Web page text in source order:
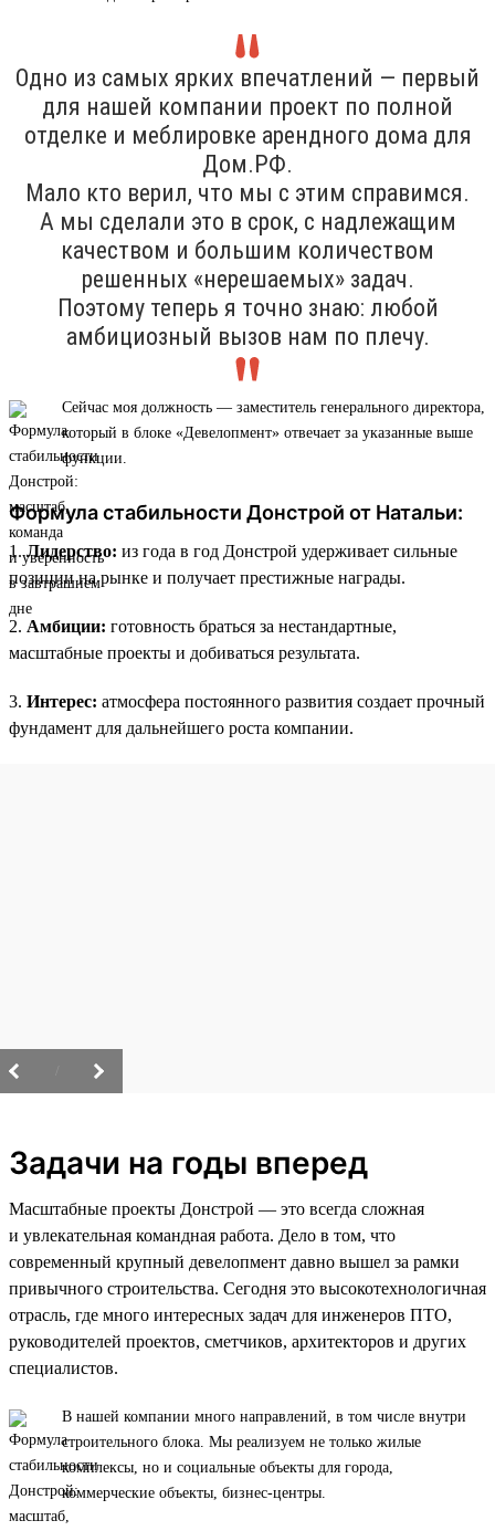
Одно из самых ярких впечатлений — первый
для нашей компании проект по полной
отделке и меблировке арендного дома для
Дом.РФ.
Мало кто верил, что мы с этим справимся.
А мы сделали это в срок, с надлежащим
качеством и большим количеством
решенных «нерешаемых» задач.
Поэтому теперь я точно знаю: любой
амбициозный вызов нам по плечу.
Сейчас моя должность — заместитель генерального директора,
который в блоке «Девелопмент» отвечает за указанные выше
функции.
Формула стабильности Донстрой от Натальи:
1.Лидерство: из года в год Донстрой удерживает сильные
позиции на рынке и получает престижные награды.
2. Амбиции: готовность браться за нестандартные,
масштабные проекты и добиваться результата.
3. Интерес: атмосфера постоянного развития создает прочный
фундамент для дальнейшего роста компании.
Задачи на годы вперед
Масштабные проекты Донстрой — это всегда сложная
и увлекательная командная работа. Дело в том, что
современный крупный девелопмент давно вышел за рамки
привычного строительства. Сегодня это высокотехнологичная
отрасль, где много интересных задач для инженеров ПТО,
руководителей проектов, сметчиков, архитекторов и других
специалистов.
В нашей компании много направлений, в том числе внутри
строительного блока. Мы реализуем не только жилые
комплексы, но и социальные объекты для города,
коммерческие объекты, бизнес-центры.